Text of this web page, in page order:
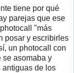
tiene por qué
parejas que ese
"más
posar y escribirles
un photocall con
se asomaba y
antiguas de los